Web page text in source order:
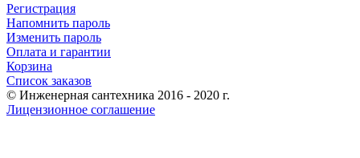
Регистрация
Напомнить пароль
Изменить пароль
Оплата и гарантии
Корзина
Список заказов
© Инженерная сантехника 2016 - 2020 г.
Лицензионное соглашение